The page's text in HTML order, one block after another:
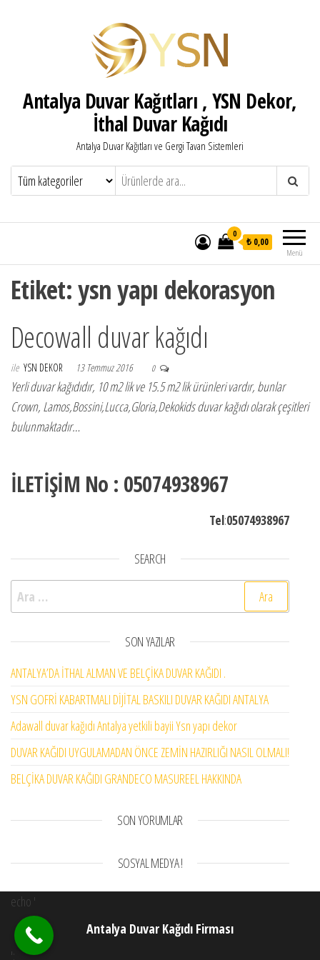
Antalya Duvar Kağıtları , YSN Dekor,
İthal Duvar Kağıdı
Antalya Duvar Kağıtları ve Gergi Tavan Sistemleri
Menü
0
₺ 0,00
Etiket:ysn yapı dekorasyon
Decowall duvar kağıdı
ile YSN DEKOR 13 Temmuz 2016 0
Yerli duvar kağıdıdır, 10 m2 lik ve 15.5 m2 lik ürünleri vardır, bunlar
Crown, Lamos,Bossini,Lucca,Gloria,Dekokids duvar kağıdı olarak çeşitleri
bulunmaktadır…
İLETİŞİM No : 05074938967
Tel:05074938967
SEARCH
Arama:
SON YAZILAR
ANTALYA’DA İTHAL ALMAN VE BELÇİKA DUVAR KAĞIDI .
YSN GOFRİ KABARTMALI DİJİTAL BASKILI DUVAR KAĞIDI ANTALYA
Adawall duvar kağıdı Antalya yetkili bayii Ysn yapı dekor
DUVAR KAĞIDI UYGULAMADAN ÖNCE ZEMİN HAZIRLIĞI NASIL OLMALI!
BELÇİKA DUVAR KAĞIDI GRANDECO MASUREEL HAKKINDA
SON YORUMLAR
SOSYAL MEDYA !
echo '
Antalya Duvar Kağıdı Firması
';